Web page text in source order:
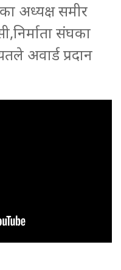
अध्यक्ष समीर
संघका
अवार्ड प्रदान